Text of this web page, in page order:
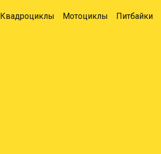
Квадроциклы Мотоциклы Питбайки